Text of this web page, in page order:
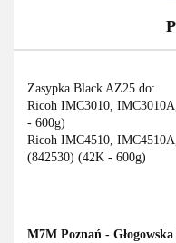
Zasypka Black AZ25 do:
Ricoh IMC3010,
- 600g)
Ricoh IMC4510,
(842530) (42K - 600g)
M7M Poznań - Głogowska